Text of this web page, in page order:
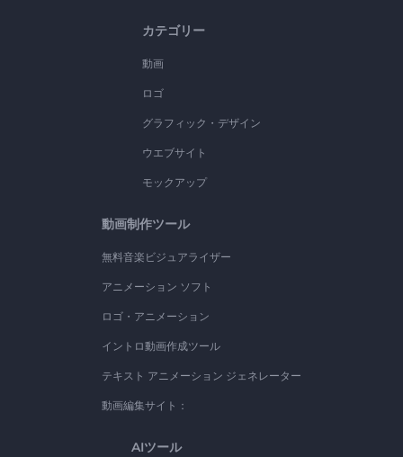
カテゴリー
動画
ロゴ
グラフィック・デザイン
ウエブサイト
モックアップ
動画制作ツール
無料音楽ビジュアライザー
アニメーション ソフト
ロゴ・アニメーション
イントロ動画作成ツール
テキスト アニメーション ジェネレーター
動画編集サイト：
AIツール